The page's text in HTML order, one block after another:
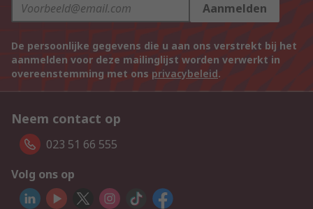
Aanmelden
De persoonlijke gegevens die u aan ons verstrekt bij het
aanmelden voor deze mailinglijst worden verwerkt in
overeenstemming met ons privacybeleid.
Neem contact op
023 51 66 555
Volg ons op